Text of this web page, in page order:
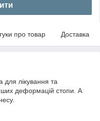
про товар Доставка
лікування та
деформацій стопи. А